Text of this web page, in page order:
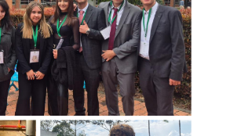
Representantes modelo ONU 2025 / 2026